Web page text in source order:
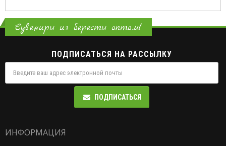
Сувениры из бересты оптом!
ПОДПИСАТЬСЯ НА РАССЫЛКУ
ПОДПИСАТЬСЯ
ИНФОРМАЦИЯ